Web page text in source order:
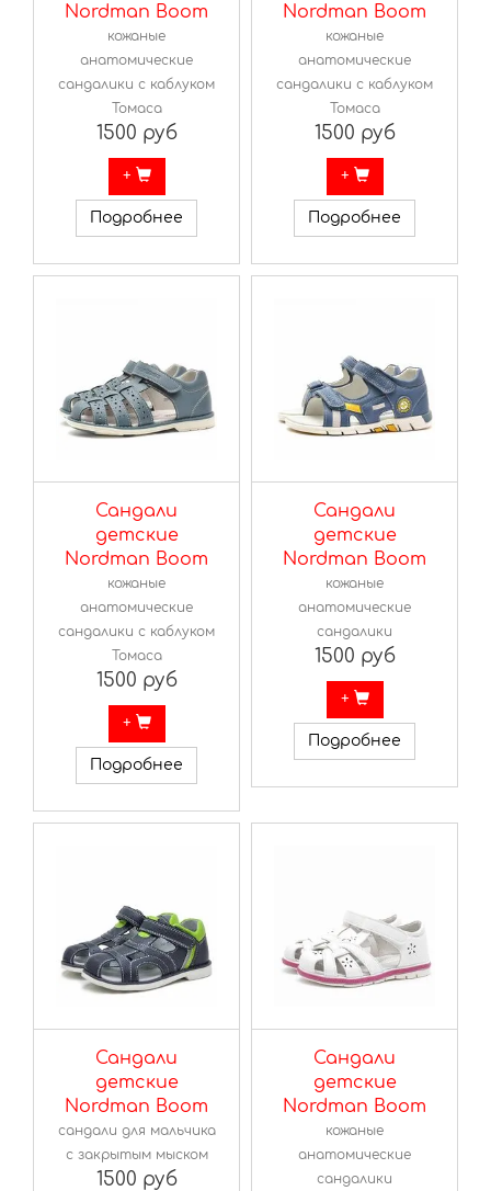
Nordman Boom
кожаные
анатомические
сандалики с каблуком
Томаса
1500 руб
+
Подробнее
Nordman Boom
кожаные
анатомические
сандалики с каблуком
Томаса
1500 руб
+
Подробнее
Сандали
детские
Nordman Boom
кожаные
анатомические
сандалики с каблуком
Томаса
1500 руб
+
Подробнее
Сандали
детские
Nordman Boom
кожаные
анатомические
сандалики
1500 руб
+
Подробнее
Сандали
детские
Nordman Boom
сандали для мальчика
с закрытым мыском
1500 руб
Сандали
детские
Nordman Boom
кожаные
анатомические
сандалики